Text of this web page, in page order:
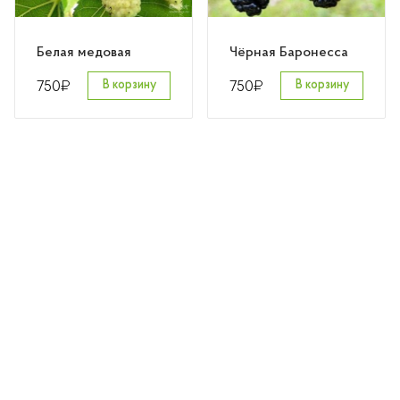
Белая медовая
750₽ В корзину
Чёрная Баронесса
750₽ В корзину